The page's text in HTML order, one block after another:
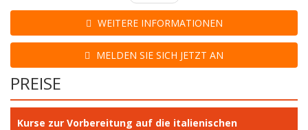
WEITERE INFORMATIONEN
MELDEN SIE SICH JETZT AN
PREISE
Kurse zur Vorbereitung auf die italienischen